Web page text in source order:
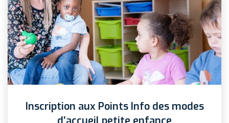
Inscription aux Points Info des modes